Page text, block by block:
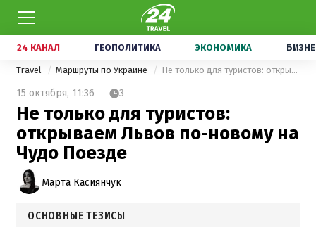
24 КАНАЛ ГЕОПОЛИТИКА ЭКОНОМИКА
Travel Маршруты по Украине Не только для туристов: открываем Львов по-новому на Чудо Поезде
15 октября, 11:36 3
Не только для туристов:
открываем Львов по-новому на
Чудо Поезде
Марта Касиянчук
ОСНОВНЫЕ ТЕЗИСЫ